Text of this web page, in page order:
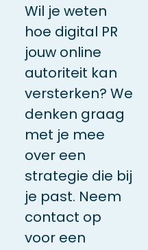
Wil je weten
hoe digital PR
jouw online
autoriteit kan
versterken? We
denken graag
met je mee
over een
strategie die bij
je past. Neem
contact op
voor een